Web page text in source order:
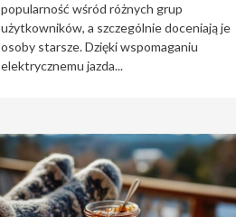
popularność wśród różnych grup
użytkowników, a szczególnie doceniają je
osoby starsze. Dzięki wspomaganiu
elektrycznemu jazda...